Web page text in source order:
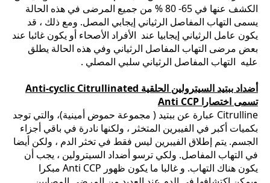
الكشف عنها في 65- 80 % من جميع المرضى في هذه الحالة
يسمى التهاب المفاصل الرثياني إيجابي المصل. ومع ذلك ، قد
يكون عامل الرثياني إيجابيا عند الأفراد الأصحاء أو يكون غائبا عند
بعض مرضى التهاب المفاصل الرثياني وفي هذه الحالة يطلق
عليه التهاب المفاصل الرثياني سلبي المصلي .
أضداد ببتيد السيترولين الحلقية Anti-cyclic Citrullinated
تسمى اختصارا Anti CCP
Citrulline عبارة عن ببتيد ( مجموعة حموض أمينية)، والتي توجد
بكميات أكبر في الفيبرين المتخثر ، ولكنها نادرة في باقي أجزاء
الجسم. يتم إطلاق الفيبرين ليس فقط في تخثر الدم ، ولكن أيضا
في التهاب المفاصل. ولكي ترسو أضداد السيترولين ، يجب أن
يكون هناك التهاب. و غالبا ما يكون ظهور Anti CCP مبكرا